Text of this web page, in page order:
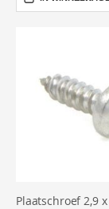
Plaatschroef 2,9 x